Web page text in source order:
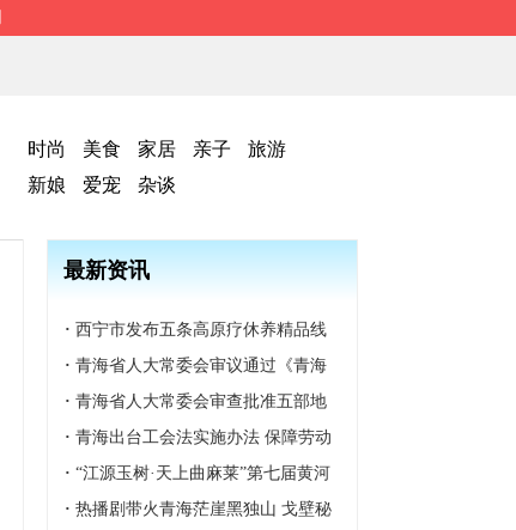
时尚 美食 家居 亲子
旅游
新娘
爱宠 杂谈
最新资讯
· 西宁市发布五条高原疗休养精品线
路
· 青海省人大常委会审议通过《青海
省湿地保护条例》
· 青海省人大常委会审查批准五部地
方性法规
· 青海出台工会法实施办法 保障劳动
者合法权益
· “江源玉树·天上曲麻莱”第七届黄河
源生态文化旅游系列活动开幕
· 热播剧带火青海茫崖黑独山 戈壁秘